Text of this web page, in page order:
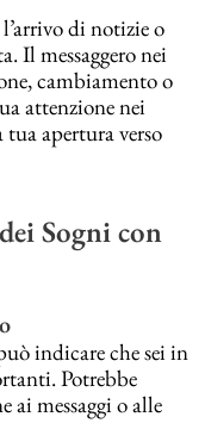
l’arrivo di notizie o
Il messaggero nei
cambiamento o
attenzione nei
apertura verso
Sogni con
indicare che sei in
Potrebbe
ai messaggi o alle